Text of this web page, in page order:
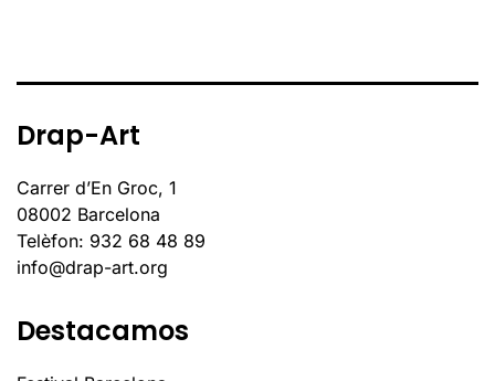
Drap-Art
Carrer d’En Groc, 1
08002 Barcelona
Telèfon: 932 68 48 89
info@drap-art.org
Destacamos